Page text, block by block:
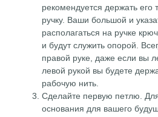
рекомендуется держать его
ручку. Ваши большой и
располагаться на ручке
и будут служить опорой.
правой руке, даже если вы
левой рукой вы будете
рабочую нить.
Сделайте первую петлю.
основания для вашего